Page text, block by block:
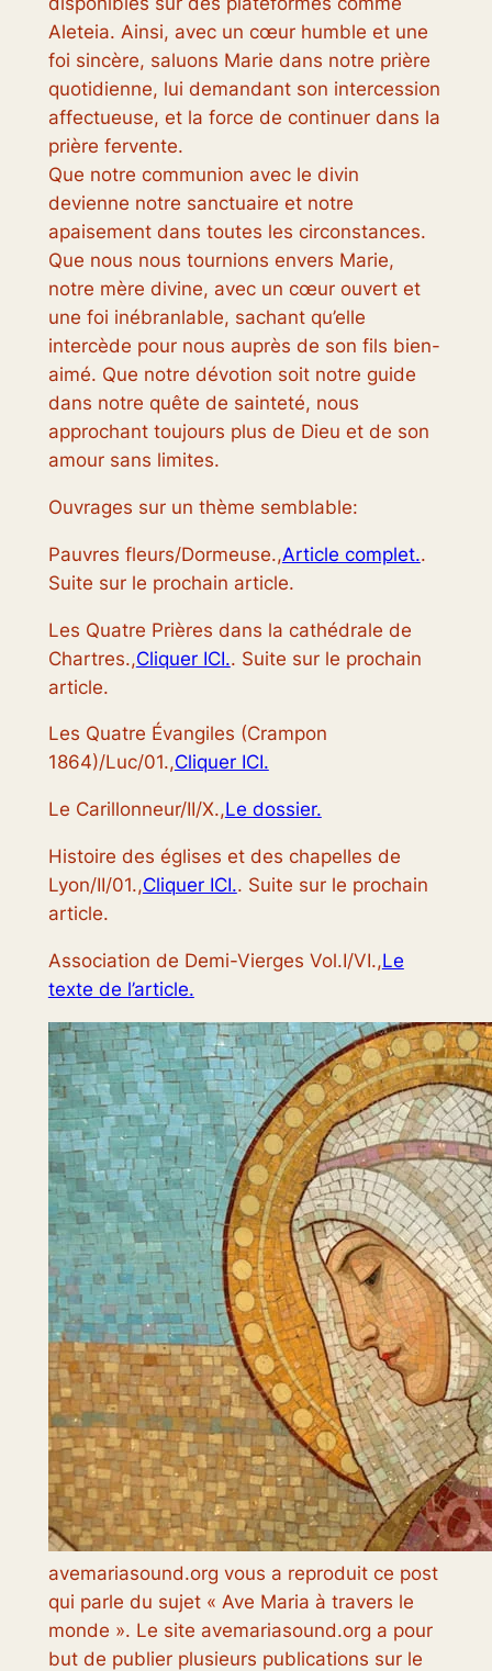
Aleteia. Ainsi, avec un cœur humble et une
foi sincère, saluons Marie dans notre prière
quotidienne, lui demandant son intercession
affectueuse, et la force de continuer dans la
prière fervente.
Que notre communion avec le divin
devienne notre sanctuaire et notre
apaisement dans toutes les circonstances.
Que nous nous tournions envers Marie,
notre mère divine, avec un cœur ouvert et
une foi inébranlable, sachant qu’elle
intercède pour nous auprès de son fils bien-
aimé. Que notre dévotion soit notre guide
dans notre quête de sainteté, nous
approchant toujours plus de Dieu et de son
amour sans limites.
Ouvrages sur un thème semblable:
Pauvres fleurs/Dormeuse.,Article complet..
Suite sur le prochain article.
Les Quatre Prières dans la cathédrale de
Chartres.,Cliquer ICI.. Suite sur le prochain
article.
Les Quatre Évangiles (Crampon
1864)/Luc/01.,Cliquer ICI.
Le Carillonneur/II/X.,Le dossier.
Histoire des églises et des chapelles de
Lyon/II/01.,Cliquer ICI.. Suite sur le prochain
article.
Association de Demi-Vierges Vol.I/VI.,Le
texte de l’article.
avemariasound.org vous a reproduit ce post
qui parle du sujet « Ave Maria à travers le
monde ». Le site avemariasound.org a pour
but de publier plusieurs publications sur le